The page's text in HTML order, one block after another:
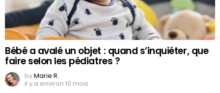
Bébé a avalé un objet : quand s’inquiéter, que
faire selon les pédiatres ?
byMarie R.
il y a environ 10 mois